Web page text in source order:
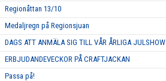
Regionåttan 13/10
Medaljregn på Regionsjuan
DAGS ATT ANMÄLA SIG TILL VÅR ÅRLIGA JULSHOW
ERBJUDANDEVECKOR PÅ CRAFTJACKAN
Passa på!